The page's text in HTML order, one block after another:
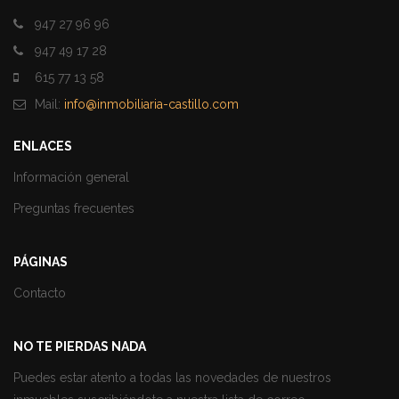
947 27 96 96
947 49 17 28
615 77 13 58
Mail: info@inmobiliaria-castillo.com
ENLACES
Información general
Preguntas frecuentes
PÁGINAS
Contacto
NO TE PIERDAS NADA
Puedes estar atento a todas las novedades de nuestros